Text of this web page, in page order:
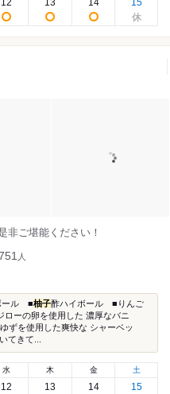
12 13 14 15
非ご堪能ください！
人
ール ■柚子酢ハイボール ■りんご
ーの卵を使用した 濃厚なバニ
ずを使用した爽快な シャーベッ
てきて...
水
12
木
13
金
14
土
15